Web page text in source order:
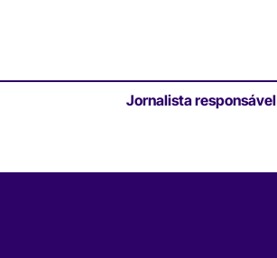
Jornalista responsável